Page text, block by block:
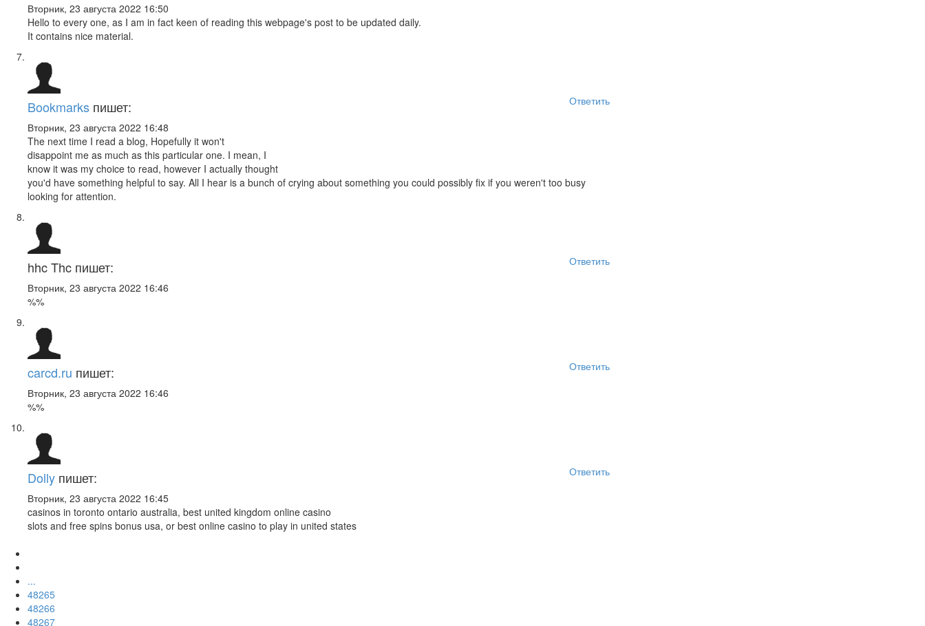
Вторник, 23 августа 2022 16:50
Hello to every one, as I am in fact keen of reading this webpage's post to be updated daily.
It contains nice material.
Bookmarks пишет:
Вторник, 23 августа 2022 16:48
Ответить
The next time I read a blog, Hopefully it won't
disappoint me as much as this particular one. I mean, I
know it was my choice to read, however I actually thought
you'd have something helpful to say. All I hear is a bunch of crying about something you could possibly fix if you weren't too busy
looking for attention.
hhc Thc пишет:
Вторник, 23 августа 2022 16:46
Ответить
%%
carcd.ru пишет:
Вторник, 23 августа 2022 16:46
Ответить
%%
Dolly пишет:
Вторник, 23 августа 2022 16:45
Ответить
casinos in toronto ontario australia, best united kingdom online casino
slots and free spins bonus usa, or best online casino to play in united states
...
48265
48266
48267